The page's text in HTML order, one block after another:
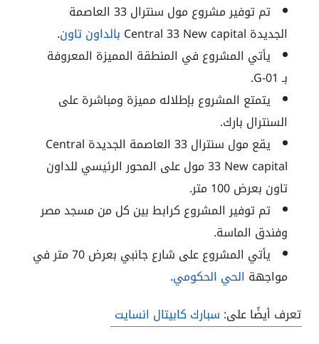
تم توفير مشروع مول سنترال 33 العاصمة
الجديدة Central 33 New capital
بالداون تاون.
يأتي المشروع في المنطقة المميزة المعروفة
بـ G-01.
يتمتع المشروع بإطلاله مميزة ومباشرة على
السنترال بارك.
يقع مول سنترال 33 العاصمة الجديدة Central
33 New capital مول على المحور الرئيسي للداون
تاون بعرض 100 متر.
تم توفير المشروع كرابط بين كل من مسجد مصر
وفندق الماسة.
يأتي المشروع على شارع جانبي بعرض 70 متر في
مواجهة الحي الحكومي.
تعرف أيضًا على: سبارك كابيتال انسايت